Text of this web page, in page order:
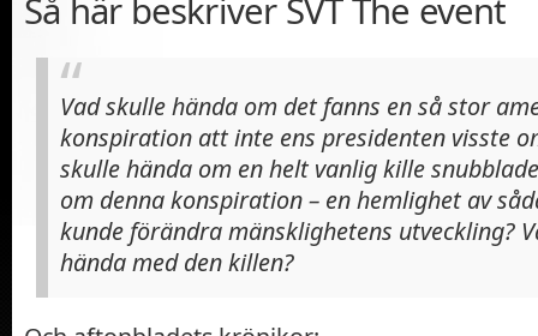
Så här beskriver SVT The event
Vad skulle hända om det fanns en så stor
konspiration att inte ens presidenten visste
skulle hända om en helt vanlig kille
om denna konspiration – en hemlighet av
kunde förändra mänsklighetens utveckling?
hända med den killen?